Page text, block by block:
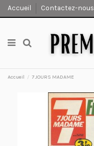
Accueil Contactez-nous
Accueil 7 JOURS MADAME